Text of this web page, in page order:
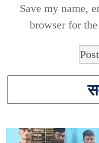
Save my name,
browser for